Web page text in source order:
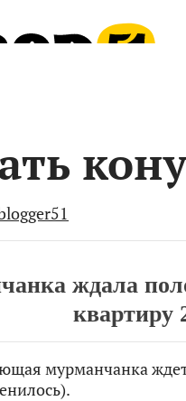
ждала
квартиру
мурманчанка